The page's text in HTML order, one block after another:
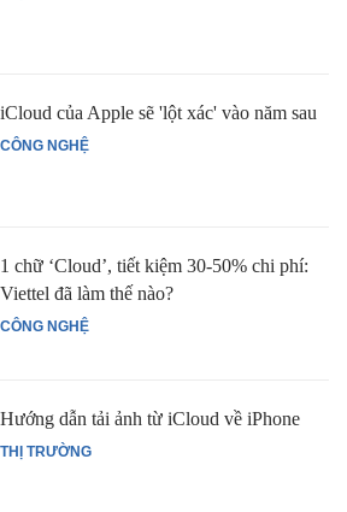
CÔNG NGHỆ
iCloud của Apple sẽ 'lột xác' vào năm sau
CÔNG NGHỆ
1 chữ ‘Cloud’, tiết kiệm 30-50% chi phí:
Viettel đã làm thế nào?
THỊ TRƯỜNG
Hướng dẫn tải ảnh từ iCloud về iPhone